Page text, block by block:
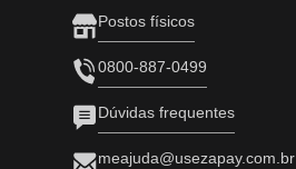
Postos físicos
0800-887-0499
Dúvidas frequentes
meajuda@usezapay.com.br